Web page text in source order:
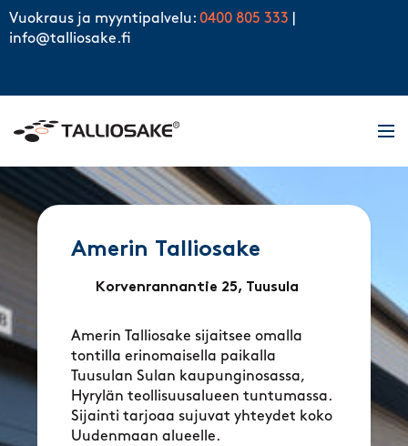
Skip to content
Vuokraus ja myyntipalvelu: 0400 805 333
info@talliosake.fi
Amerin Talliosake
Korvenrannantie 25, Tuusula
Amerin Talliosake sijaitsee omalla
tontilla erinomaisella paikalla
Tuusulan Sulan kaupunginosassa,
Hyrylän teollisuusalueen tuntumassa.
Sijainti tarjoaa sujuvat yhteydet koko
Uudenmaan alueelle.